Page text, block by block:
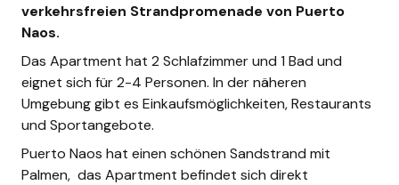
verkehrsfreien Strandpromenade von Puerto
Naos.
Das Apartment hat 2 Schlafzimmer und 1 Bad und
eignet sich für 2-4 Personen. In der näheren
Umgebung gibt es Einkaufsmöglichkeiten, Restaurants
und Sportangebote.
Puerto Naos hat einen schönen Sandstrand mit
Palmen, das Apartment befindet sich direkt